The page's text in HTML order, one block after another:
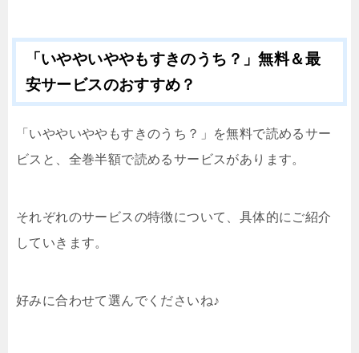
「いややいややもすきのうち？」無料＆最
安サービスのおすすめ？
「いややいややもすきのうち？」を無料で読めるサー
ビスと、全巻半額で読めるサービスがあります。
それぞれのサービスの特徴について、具体的にご紹介
していきます。
好みに合わせて選んでくださいね♪